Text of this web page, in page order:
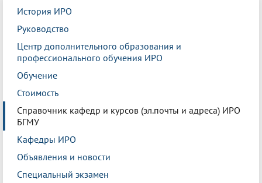
История ИРО
Руководство
Центр дополнительного образования и
профессионального обучения ИРО
Обучение
Стоимость
Справочник кафедр и курсов (эл.почты и адреса) ИРО
БГМУ
Кафедры ИРО
Объявления и новости
Специальный экзамен